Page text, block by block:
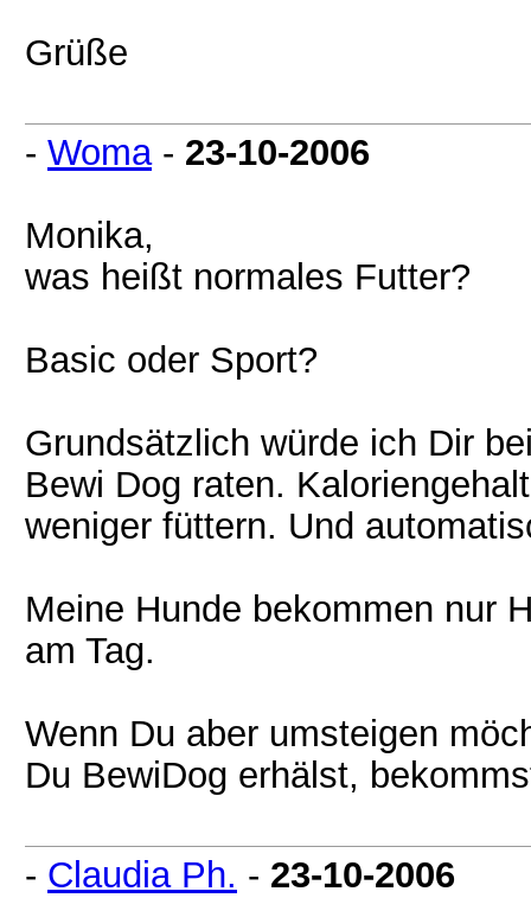
Grüße
- Woma- 23-10-2006
Monika,
was heißt normales Futter?
Basic oder Sport?
Grundsätzlich würde ich Dir
Bewi Dog raten.
weniger füttern. Und
Meine Hunde bekommen nur
am Tag.
Wenn Du aber umsteigen
Du BewiDog erhälst,
- Claudia Ph. - 23-10-2006